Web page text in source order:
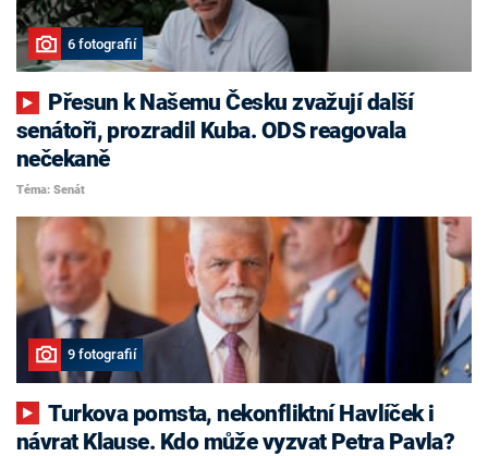
6 fotografií
senátoři, prozradil Kuba. ODS reagovala
nečekaně
Téma: Senát
9 fotografií
Turkova pomsta, nekonfliktní Havlíček i
návrat Klause. Kdo může vyzvat Petra Pavla?